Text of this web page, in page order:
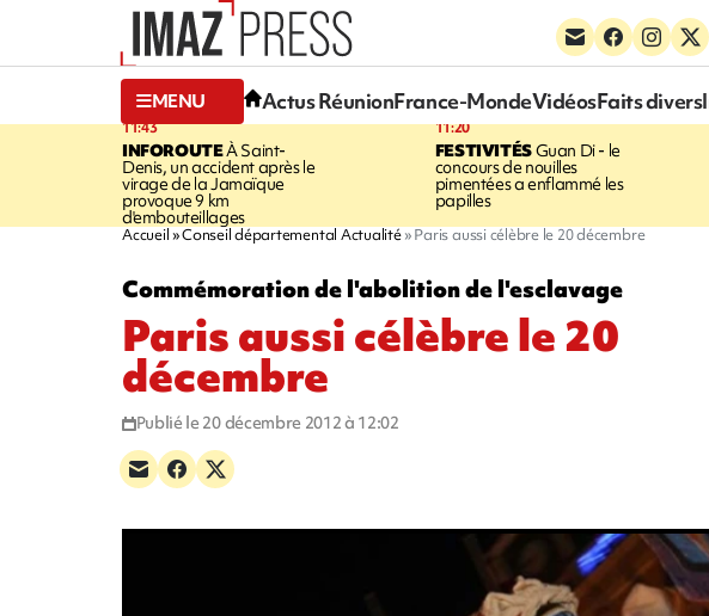
MENU Actus RéunionFrance-MondeVidéosFaits divers
11:43
INFOROUTEÀ Saint-
Denis, un accident après le
virage de la Jamaïque
provoque 9 km
d'embouteillages
11:20
FESTIVITÉSGuan Di - le
concours de nouilles
pimentées a enflammé les
papilles
Accueil Conseil départemental Actualité Paris aussi célèbre le 20 décembre
Commémoration de l'abolition de l'esclavage
Paris aussi célèbre le 20
décembre
Publié le 20 décembre 2012 à 12:02